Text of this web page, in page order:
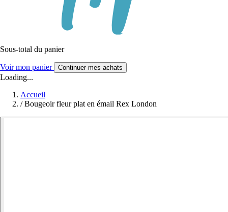
Sous-total du panier
Voir mon panier Continuer mes achats
Loading...
Accueil
/ Bougeoir fleur plat en émail Rex London